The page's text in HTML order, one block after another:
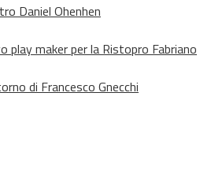
Daniel Ohenhen
play maker per la Ristopro Fabriano
di Francesco Gnecchi